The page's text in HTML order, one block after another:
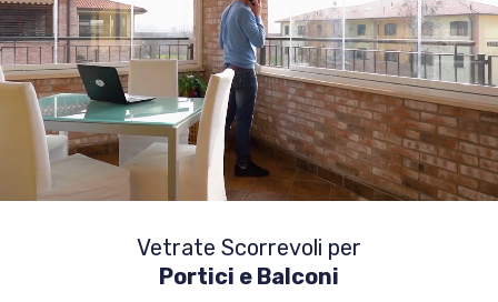
Vetrate Scorrevoli per
Portici e Balconi